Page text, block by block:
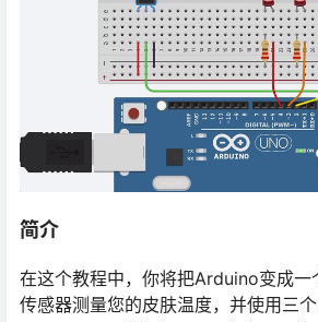
简介
在这个教程中，你将把Arduino变成一
传感器测量您的皮肤温度，并使用三